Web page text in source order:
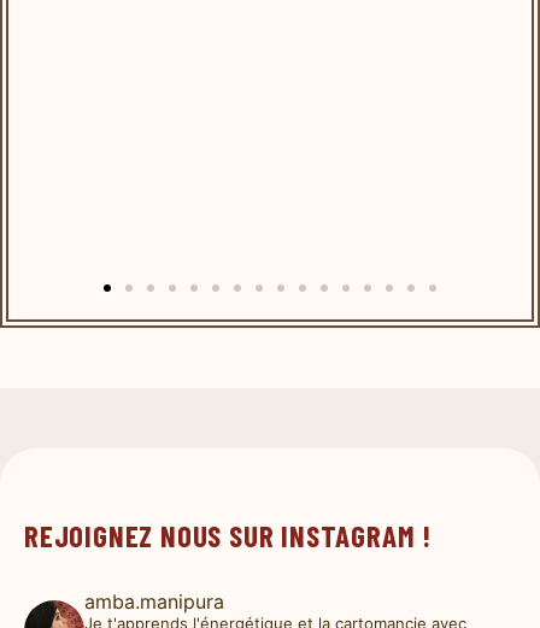
REJOIGNEZ NOUS SUR INSTAGRAM !
amba.manipura
Je t'apprends l'énergétique et la cartomancie avec